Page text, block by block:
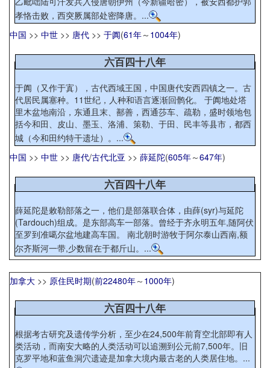
孝恪击败，西突厥属部处密降唐。...
中国 >> 中世 >> 唐代 >> 于阗(61年～ 1004年)
六百四十八年
于阗（又作于寘），古代西域王国，中国唐代安西四镇之一。古
代居民属塞种。11世纪，人种和语言逐渐回鹘化。 于阗地处塔
里木盆地南沿，东通且末、鄯善，西通莎车、疏勒，盛时领地包
括今和田、皮山、墨玉、洛浦、策勒、于田、民丰等县市，都西
城（今和田约特干遗址）。...
中国 >> 中世 >> 唐代/古代北亚 >> 薛延陀(605年～647年)
六百四十八年
薛延陀是敕勒部落之一，他们是部落联合体，由薛(syr)与延陀
(Tardouch)组成。是东部高车一部落。曾经于齐永明五年,随阿伏
至罗到准噶尔盆地建高车国。 南北朝时游牧于阿尔泰山西南,额
尔齐斯河一带,少数留在于都斤山。...
加拿大 >> 原住民时期(前22480年～ 1000年)
六百四十八年
根据考古研究及遗传学分析，至少在24,500年前育空北部即有人
类活动，而南安大略的人类活动可以追溯到公元前7,500年。旧
克罗平地和蓝鱼洞穴遗迹是加拿大境内最古老的人类居住地。...